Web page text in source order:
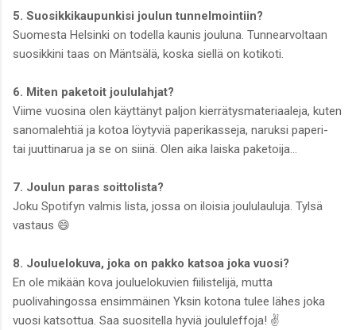
5. Suosikkikaupunkisi joulun tunnelmointiin?
Suomesta Helsinki on todella kaunis jouluna. Tunnearvoltaan
suosikkini taas on Mäntsälä, koska siellä on kotikoti.
6. Miten paketoit joululahjat?
Viime vuosina olen käyttänyt paljon kierrätysmateriaaleja, kuten
sanomalehtiä ja kotoa löytyviä paperikasseja, naruksi paperi-
tai juuttinarua ja se on siinä. Olen aika laiska paketoija...
7. Joulun paras soittolista?
Joku Spotifyn valmis lista, jossa on iloisia joululauluja. Tylsä
vastaus 😄
8. Jouluelokuva, joka on pakko katsoa joka vuosi?
En ole mikään kova jouluelokuvien fiilistelijä, mutta
puolivahingossa ensimmäinen Yksin kotona tulee lähes joka
vuosi katsottua. Saa suositella hyviä joululeffoja! ✌️